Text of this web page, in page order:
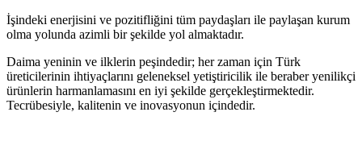
İşindeki enerjisini ve pozitifliğini tüm paydaşları ile paylaşan kurum
olma yolunda azimli bir şekilde yol almaktadır.
Daima yeninin ve ilklerin peşindedir; her zaman için Türk
üreticilerinin ihtiyaçlarını geleneksel yetiştiricilik ile beraber yenilikçi
ürünlerin harmanlamasını en iyi şekilde gerçekleştirmektedir.
Tecrübesiyle, kalitenin ve inovasyonun içindedir.